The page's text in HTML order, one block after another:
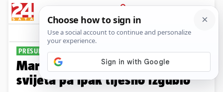
PRIJAVA
Sport Komentari
PRESUDILA DVA 'TIE-BREAKA'
Marin Čilić namučio 12. igrača
svijeta pa ipak tijesno izgubio